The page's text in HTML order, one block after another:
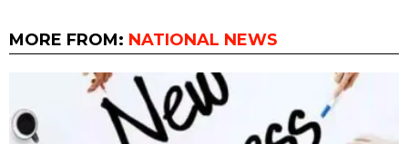
MORE FROM: NATIONAL NEWS